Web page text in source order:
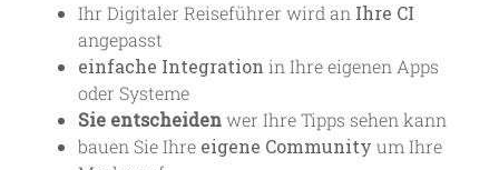
Ihr Digitaler Reiseführer wird an Ihre CI
angepasst
einfache Integration in Ihre eigenen Apps
oder Systeme
Sie entscheidenwer Ihre Tipps sehen kann
bauen Sie Ihre eigene Community um Ihre